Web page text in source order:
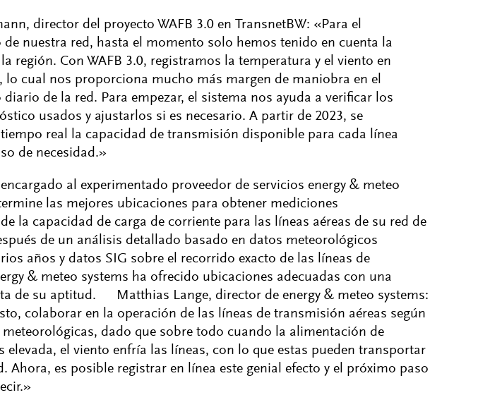
director del proyecto WAFB 3.0 en TransnetBW: «Para el
nuestra red, hasta el momento solo hemos tenido en cuenta la
región. Con WAFB 3.0, registramos la temperatura y el viento en
lo cual nos proporciona mucho más margen de maniobra en el
de la red. Para empezar, el sistema nos ayuda a verificar los
usados y ajustarlos si es necesario. A partir de 2023, se
real la capacidad de transmisión disponible para cada línea
de necesidad.»
al experimentado proveedor de servicios energy & meteo
las mejores ubicaciones para obtener mediciones
la capacidad de carga de corriente para las líneas aéreas de su red de
de un análisis detallado basado en datos meteorológicos
años y datos SIG sobre el recorrido exacto de las líneas de
& meteo systems ha ofrecido ubicaciones adecuadas con una
de su aptitud. Matthias Lange, director de energy & meteo systems:
colaborar en la operación de las líneas de transmisión aéreas según
dado que sobre todo cuando la alimentación de
elevada, el viento enfría las líneas, con lo que estas pueden transportar
Ahora, es posible registrar en línea este genial efecto y el próximo paso